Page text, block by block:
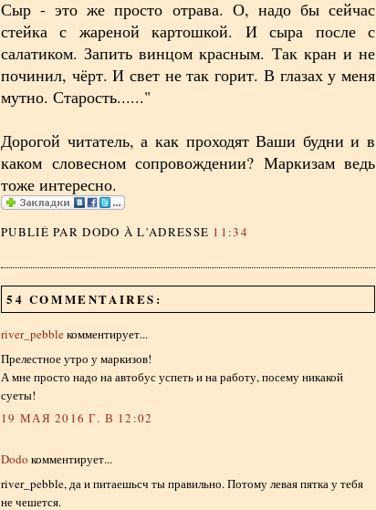
Сыр - это же просто отрава. О, надо бы сейчас
стейка с жареной картошкой. И сыра после с
салатиком. Запить винцом красным. Так кран и не
починил, чёрт. И свет не так горит. В глазах у меня
мутно. Старость......"
Дорогой читатель, а как проходят Ваши будни и в
каком словесном сопровождении? Маркизам ведь
тоже интересно.
PUBLIÉ PAR DODO À L'ADRESSE 11:34
54 COMMENTAIRES:
river_pebbleкомментирует...
Прелестное утро у маркизов!
А мне просто надо на автобус успеть и на работу, посему никакой
суеты!
19 МАЯ 2016 Г. В 12:02
Dodo комментирует...
river_pebble, да и питаешьсч ты правильно. Потому левая пятка у тебя
не чешется.